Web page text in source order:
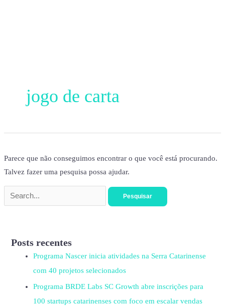
jogo de carta
Parece que não conseguimos encontrar o que você está procurando.
Talvez fazer uma pesquisa possa ajudar.
Posts recentes
Programa Nascer inicia atividades na Serra Catarinense
com 40 projetos selecionados
Programa BRDE Labs SC Growth abre inscrições para
100 startups catarinenses com foco em escalar vendas